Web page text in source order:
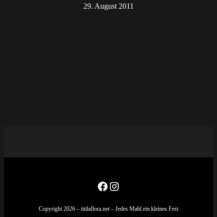
29. August 2011
Facebook
Instagram
Copyright 2026 – titilaflora.net – Jedes Mahl ein kleines Fest